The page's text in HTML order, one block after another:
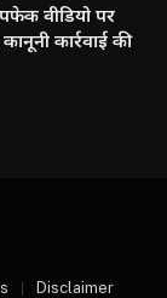
वीडियो पर
कार्रवाई की
Disclaimer